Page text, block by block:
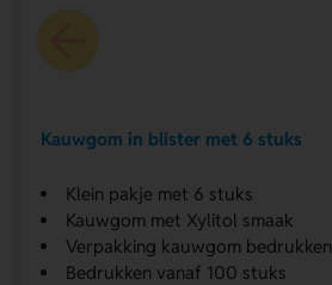
Kauwgom in blister met 6 stuks
Klein pakje met 6 stuks
Kauwgom met Xylitol smaak
Verpakking kauwgom bedrukken
Bedrukken vanaf 100 stuks